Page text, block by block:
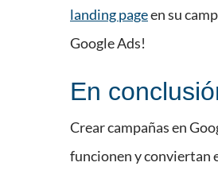
landing pageen su
Google Ads!
En
Crear campañas en
funcionen y conviertan